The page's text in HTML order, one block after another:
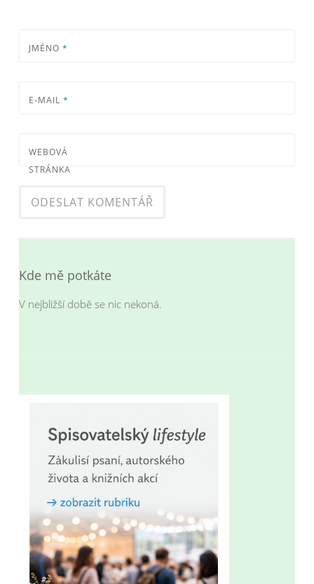
JMÉNO *
E-MAIL *
WEBOVÁ
STRÁNKA
Kde mě potkáte
V nejbližší době se nic nekoná.